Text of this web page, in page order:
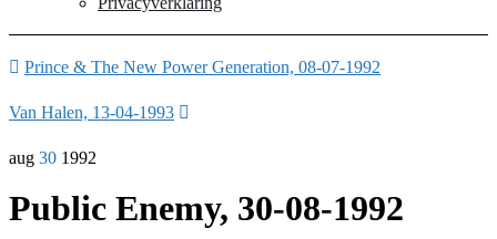
Prince & The New Power Generation, 08-07-1992
Van Halen, 13-04-1993
aug 30 1992
Public Enemy, 30-08-1992